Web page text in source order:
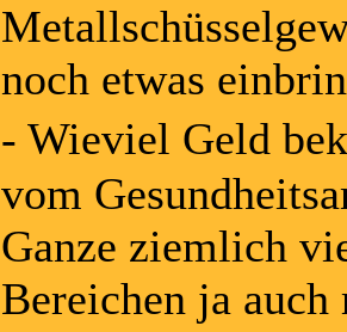
noch etwas
- Wieviel Geld
vom
Ganze ziemlich
Bereichen ja